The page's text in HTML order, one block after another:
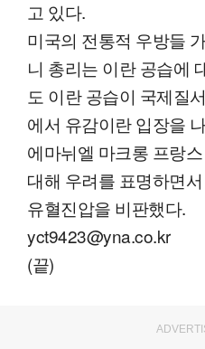
고 있다.
미국의 전통적 우방들
니 총리는 이란 공습에
도 이란 공습이 국제질
에서 유감이란 입장을
에마뉘엘 마크롱 프랑
대해 우려를 표명하면
유혈진압을 비판했다.
yct9423@yna.co.kr
(끝)